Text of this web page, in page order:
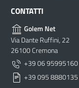
CONTATTI
Golem Net
Via Dante Ruffini, 22
26100 Cremona
+39 06 95995160
+39 095 8880135